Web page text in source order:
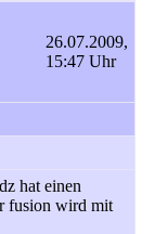
26.07.2009,
15:47 Uhr
hat einen
fusion wird mit